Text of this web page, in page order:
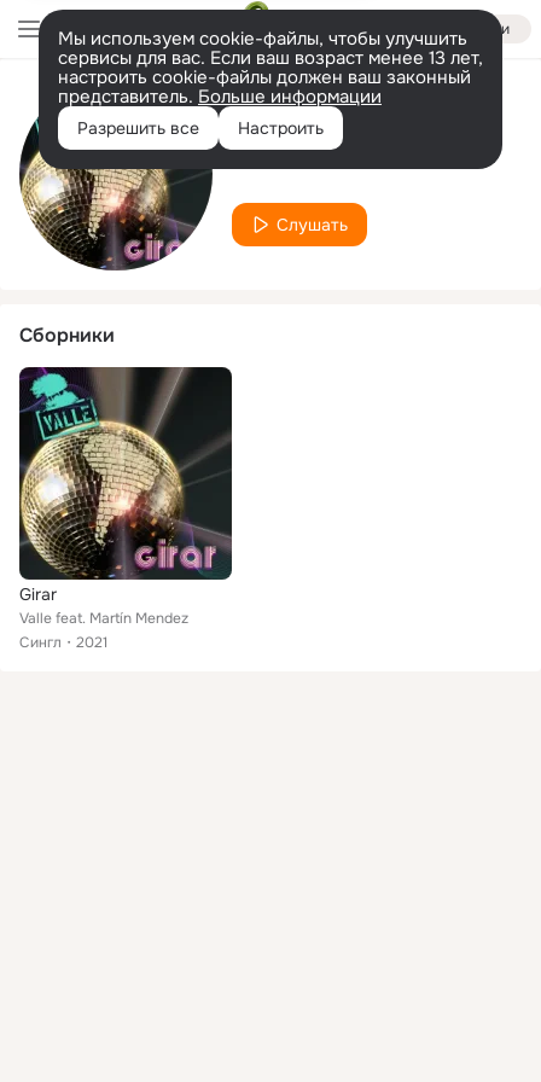
Войти
Мы используем cookie-файлы, чтобы улучшить
сервисы для вас. Если ваш возраст менее 13 лет,
настроить cookie-файлы должен ваш законный
представитель. Больше информации
Разрешить все Настроить
Исполнитель
Martín Mendez
Слушать
Сборники
Girar
Valle feat. Martín Mendez
Сингл
2021